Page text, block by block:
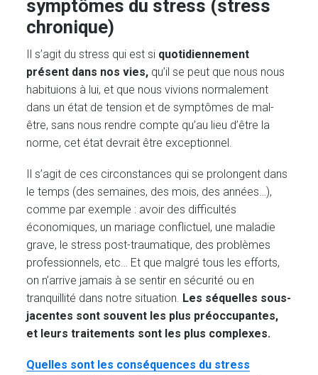
symptômes du stress (stress
chronique)
Il s’agit du stress qui est si quotidiennement
présent dans nos vies, qu’il se peut que nous nous
habituions à lui, et que nous vivions normalement
dans un état de tension et de symptômes de mal-
être, sans nous rendre compte qu’au lieu d’être la
norme, cet état devrait être exceptionnel.
Il s’agit de ces circonstances qui se prolongent dans
le temps (des semaines, des mois, des années…),
comme par exemple : avoir des difficultés
économiques, un mariage conflictuel, une maladie
grave, le stress post-traumatique, des problèmes
professionnels, etc… Et que malgré tous les efforts,
on n’arrive jamais à se sentir en sécurité ou en
tranquillité dans notre situation. Les séquelles sous-
jacentes sont souvent les plus préoccupantes,
et leurs traitements sont les plus complexes.
Quelles sont les conséquences du stress